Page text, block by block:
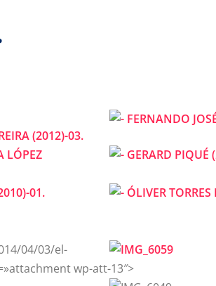
04/03/el-
wp-att-13″>